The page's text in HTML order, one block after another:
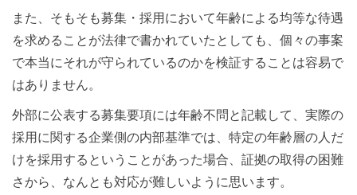
また、そもそも募集・採用において年齢による均等な待遇
を求めることが法律で書かれていたとしても、個々の事案
で本当にそれが守られているのかを検証することは容易で
はありません。
外部に公表する募集要項には年齢不問と記載して、実際の
採用に関する企業側の内部基準では、特定の年齢層の人だ
けを採用するということがあった場合、証拠の取得の困難
さから、なんとも対応が難しいように思います。